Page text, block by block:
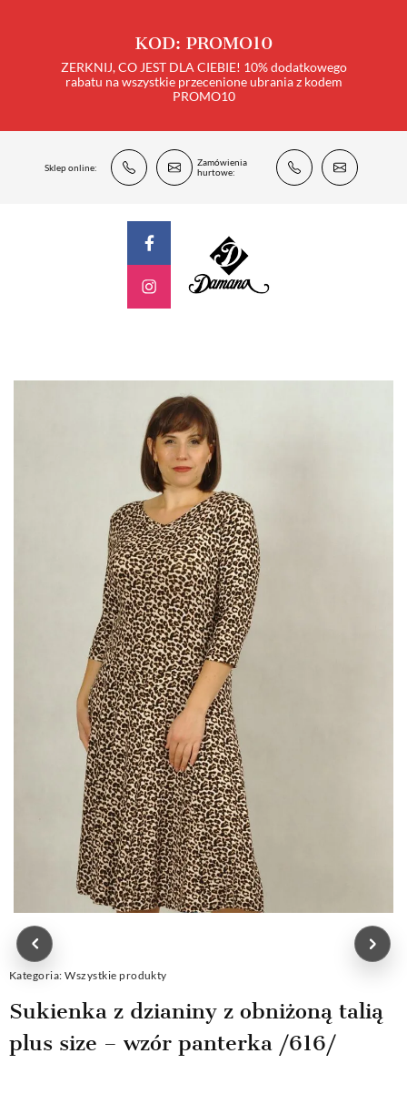
KOD: PROMO10
ZERKNIJ, CO JEST DLA CIEBIE! 10% dodatkowego
rabatu na wszystkie przecenione ubrania z kodem
PROMO10
Sklep online:
Zamówienia
hurtowe:
Kategoria: Wszystkie produkty
Sukienka z dzianiny z obniżoną talią
plus size – wzór panterka /616/